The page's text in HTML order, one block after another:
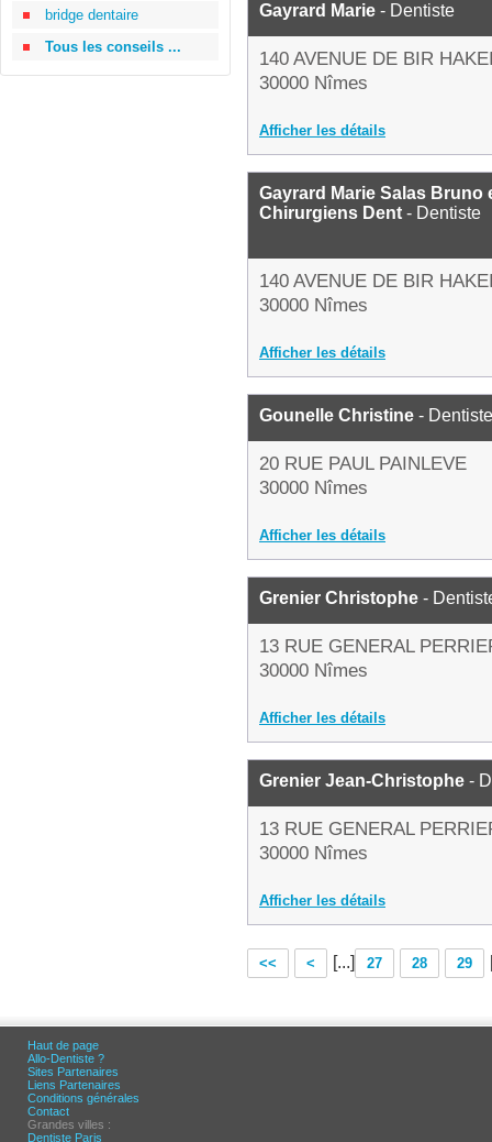
bridge dentaire
Tous les conseils ...
Gayrard Marie - Dentiste
140 AVENUE DE BIR
30000 Nîmes
Afficher les détails
Gayrard Marie Salas Bruno
Chirurgiens Dent - Dentiste
140 AVENUE DE BIR
30000 Nîmes
Afficher les détails
Gounelle Christine - Dentiste
20 RUE PAUL PAINLEVE
30000 Nîmes
Afficher les détails
Grenier Christophe -
13 RUE GENERAL
30000 Nîmes
Afficher les détails
Grenier Jean-Christophe -
13 RUE GENERAL
30000 Nîmes
Afficher les détails
<< < [...] 27 28 29
Haut de page
Allo-Dentiste ?
Sites Partenaires
Liens Partenaires
Conditions générales
Contact
Grandes villes :
Dentiste Paris